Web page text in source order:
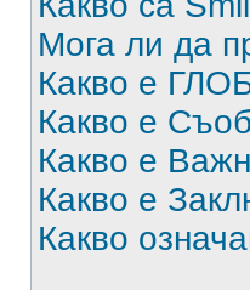
Мога ли да
Какво е
Какво е
Какво е
Какво е
Какво